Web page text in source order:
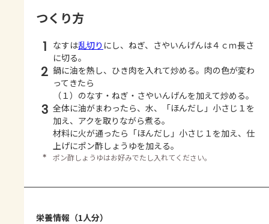
つくり方
1 なすは乱切り にし、ねぎ、さやいんげんは４ｃｍ長さ
に切る。
2 鍋に油を熱し、ひき肉を入れて炒める。肉の色が変わ
ってきたら
（１）のなす・ねぎ・さやいんげんを加えて炒める。
3 全体に油がまわったら、水、「ほんだし」小さじ１を
加え、アクを取りながら煮る。
材料に火が通ったら「ほんだし」小さじ１を加え、仕
上げにポン酢しょうゆを加える。
＊ ポン酢しょうゆはお好みでたし入れてください。
栄養情報（1人分）